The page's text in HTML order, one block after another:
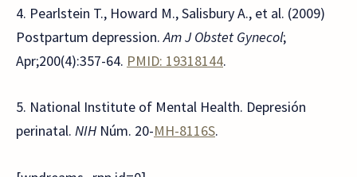
4. Pearlstein T., Howard M., Salisbury A., et al. (2009)
Postpartum depression.Am J Obstet Gynecol;
Apr;200(4):357-64. PMID: 19318144.
5. National Institute of Mental Health. Depresión
perinatal. NIH Núm. 20-MH-8116S.